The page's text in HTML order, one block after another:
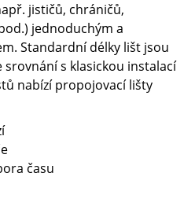
jističů, chráničů,
jednoduchým a
Standardní délky lišt jsou
srovnání s klasickou instalací
nabízí propojovací lišty
času